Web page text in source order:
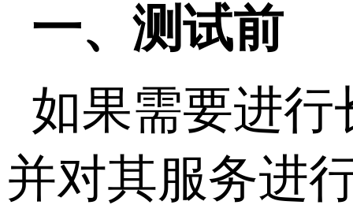
一、测试前
如果需要进行
并对其服务进